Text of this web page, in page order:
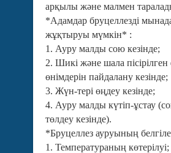
арқылы және малмен
*Адамдар бруцеллезді
жұқтыруы мүмкін* :
1. Ауру малды сою кезінде;
2. Шикі және шала пісірілген
өнімдерін пайдалану кезінде;
3. Жүн-тері өңдеу кезінде;
4. Ауру малды күтіп-ұстау
төлдеу кезінде).
*Бруцеллез ауруының
1. Температураның көтерілуі;